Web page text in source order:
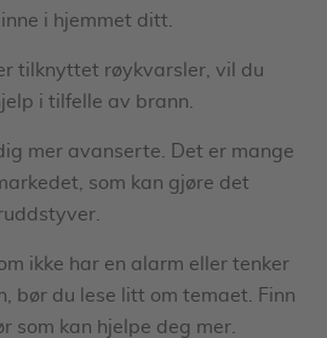
i hjemmet ditt.
tilknyttet røykvarsler, vil du
i tilfelle av brann.
mer avanserte. Det er mange
som kan gjøre det
ikke har en alarm eller tenker
bør du lese litt om temaet. Finn
som kan hjelpe deg mer.